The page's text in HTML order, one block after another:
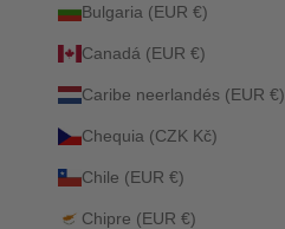
Bulgaria (EUR €)
Canadá (EUR €)
Caribe neerlandés (EUR €)
Chequia (CZK Kč)
Chile (EUR €)
Chipre (EUR €)